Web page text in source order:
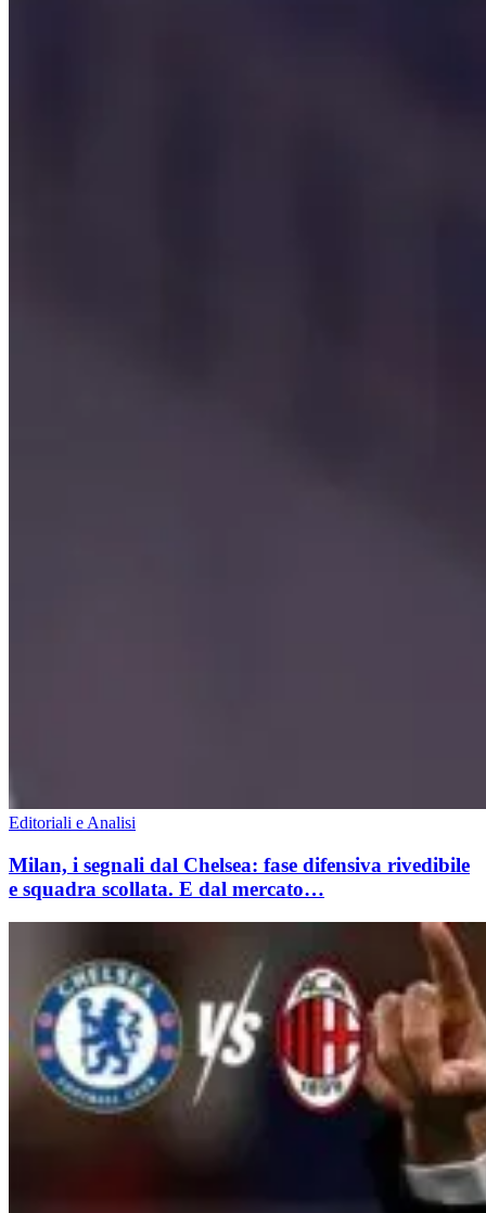
Editoriali e Analisi
Milan, i segnali dal Chelsea: fase difensiva rivedibile
e squadra scollata. E dal mercato…